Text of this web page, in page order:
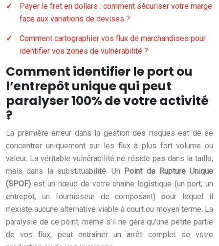
Payer le fret en dollars : comment sécuriser votre marge
face aux variations de devises ?
Comment cartographier vos flux de marchandises pour
identifier vos zones de vulnérabilité ?
Comment identifier le port ou
l’entrepôt unique qui peut
paralyser 100% de votre activité
?
La première erreur dans la gestion des risques est de se
concentrer uniquement sur les flux à plus fort volume ou
valeur. La véritable vulnérabilité ne réside pas dans la taille,
mais dans la substituabilité. Un Point de Rupture Unique
(SPOF) est un nœud de votre chaîne logistique (un port, un
entrepôt, un fournisseur de composant) pour lequel il
n’existe aucune alternative viable à court ou moyen terme. La
paralysie de ce point, même s’il ne gère qu’une petite partie
de vos flux, peut entraîner un arrêt complet de votre